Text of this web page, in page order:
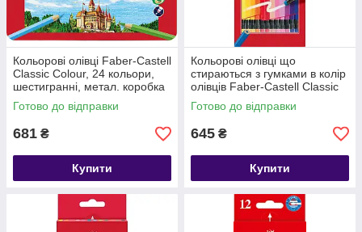
Кольорові олівці Faber-Castell
Classic Colour, 24 кольори,
шестигранні, метал. коробка
Готово до відправки
681 ₴
Купити
Кольорові олівці що
стираються з гумками в колір
олівців Faber-Castell Classic
(24 шт) 116625
Готово до відправки
645 ₴
Купити